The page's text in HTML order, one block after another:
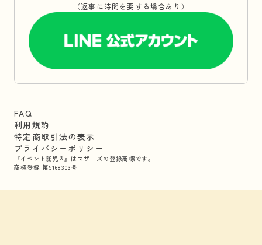
（返事に時間を要する場合あり）
FAQ
利用規約
特定商取引法の表示
プライバシーポリシー
『イベント託児®』はマザーズの登録商標です。
商標登録 第5168303号